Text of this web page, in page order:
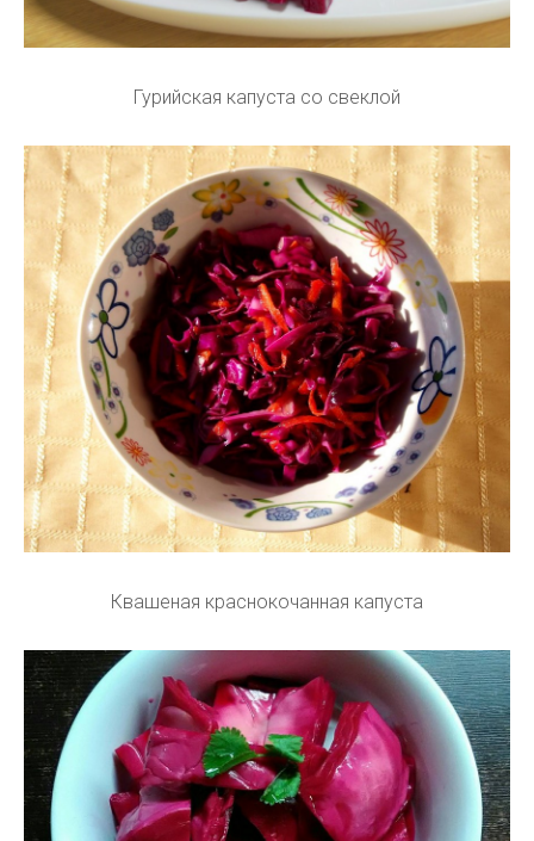
Гурийская капуста со свеклой
Квашеная краснокочанная капуста